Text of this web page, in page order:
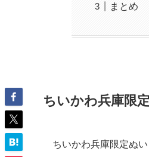
まとめ
ちいかわ兵庫限
ちいかわ兵庫限定ぬ